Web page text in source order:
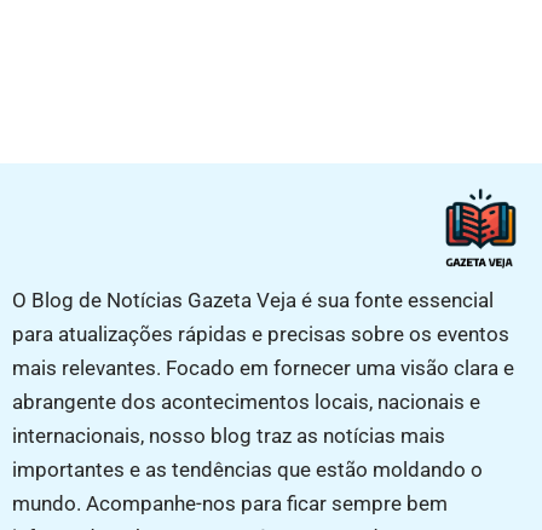
O Blog de Notícias Gazeta Veja é sua fonte essencial
para atualizações rápidas e precisas sobre os eventos
mais relevantes. Focado em fornecer uma visão clara e
abrangente dos acontecimentos locais, nacionais e
internacionais, nosso blog traz as notícias mais
importantes e as tendências que estão moldando o
mundo. Acompanhe-nos para ficar sempre bem